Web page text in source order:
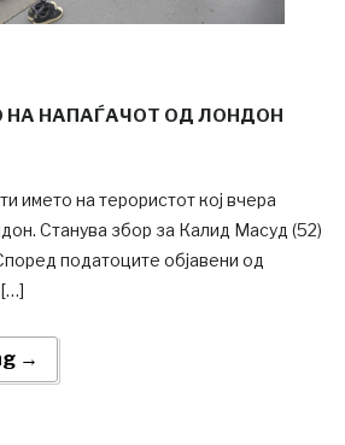
НА НАПАЃАЧОТ ОД ЛОНДОН
името на терористот кој вчера
Станува збор за Калид Масуд (52)
податоците објавени од
[…]
→